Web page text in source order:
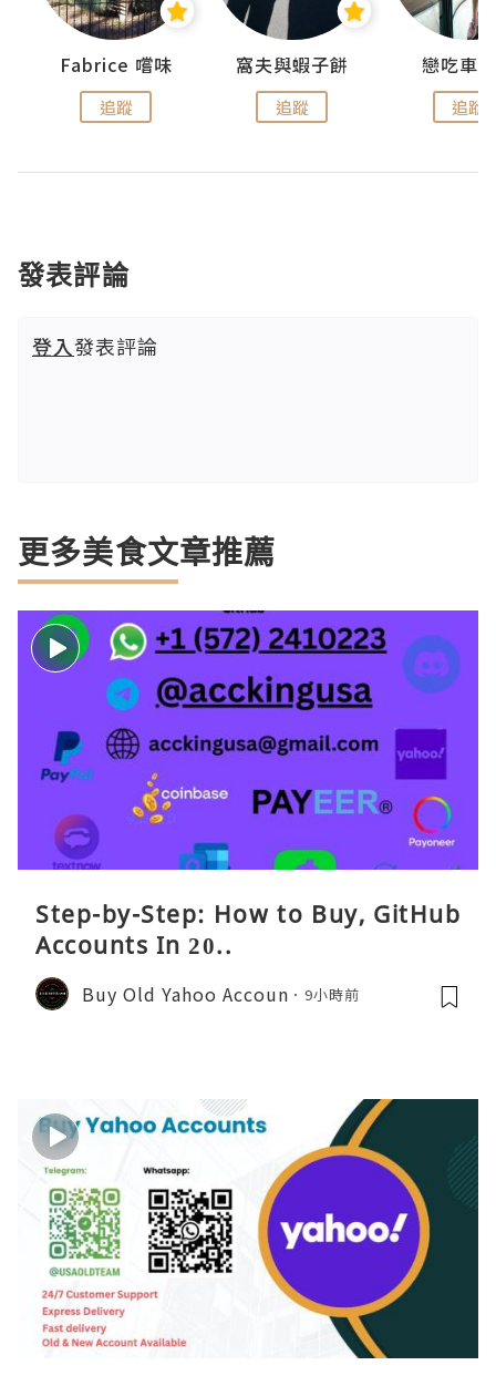
Fabrice 嚐味
追蹤
窩夫與蝦子餅
追蹤
戀吃車
追蹤
發表評論
登入發表評論
更多美食文章推薦
Step-by-Step: How to Buy, GitHub
Accounts In 20..
Buy Old Yahoo Accoun 9小時前